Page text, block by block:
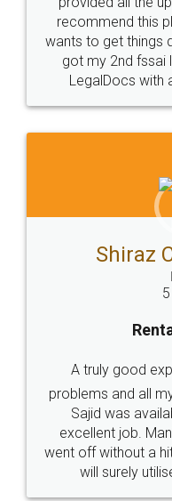
5
Thank you
licence through
(Pooja) was
reach out to
input error from
in handling this
completion.